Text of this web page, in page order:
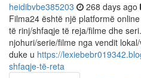
heidibvbe385203 268 days ago
Filma24 është një platformë
të rinj/shfaqje të reja/filme dhe
njohuri/serie/filme nga vendit
duke u https://
shfaqje-të-reta